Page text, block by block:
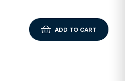
ADD TO CART